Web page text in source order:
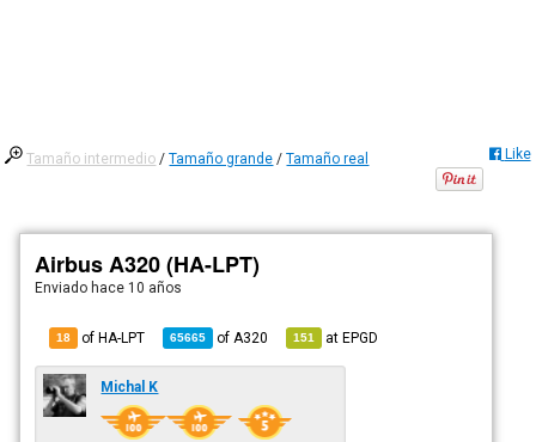
Tamaño intermedio /Tamaño grande /Tamaño real Like
Airbus A320 (HA-LPT)
Enviado hace 10 años
18 of HA-LPT 65665 of A320 151 atEPGD
Michal K